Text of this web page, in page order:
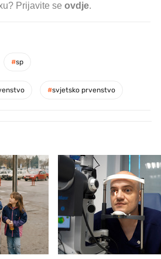
Prijavite se ovdje.
#sp
#svjetsko prvenstvo